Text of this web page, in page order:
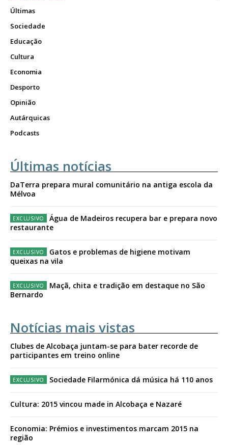
Últimas
Sociedade
Educação
Cultura
Economia
Desporto
Opinião
Autárquicas
Podcasts
Últimas notícias
DaTerra prepara mural comunitário na antiga escola da
Mélvoa
Água de Madeiros recupera bar e prepara novo
restaurante
Gatos e problemas de higiene motivam
queixas na vila
Maçã, chita e tradição em destaque no São
Bernardo
Notícias mais vistas
Clubes de Alcobaça juntam-se para bater recorde de
participantes em treino online
Sociedade Filarmónica dá música há 110 anos
Cultura: 2015 vincou made in Alcobaça e Nazaré
Economia: Prémios e investimentos marcam 2015 na
região